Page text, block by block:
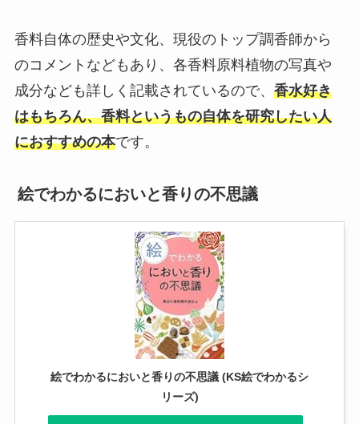
香料自体の歴史や文化、現役のトップ調香師から
のコメントなどもあり、各香料原料植物の写真や
成分なども詳しく記載されているので、 香水好き
はもちろん、香料というもの自体を研究したい人
におすすめの本です。
絵でわかるにおいと香りの不思議
絵でわかるにおいと香りの不思議 (KS絵でわかるシ
リーズ)